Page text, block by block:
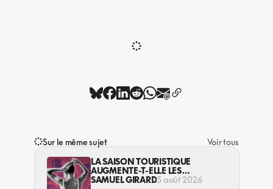
Sur le même sujet
Voir tous
LA SAISON TOURISTIQUE
AUGMENTE-T-ELLE LES
VIOLENCES CONTRE LES
SAMUEL GIRARD5 août 2026